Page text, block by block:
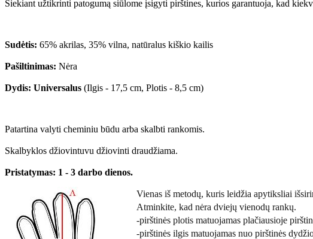
Siekiant užtikrinti patogumą siūlome įsigyti pirštines, kurios garantuoja, kad
Sudėtis: 65% akrilas, 35% vilna, natūralus kiškio kailis
Pašiltinimas: Nėra
Dydis: Universalus (Ilgis - 17,5 cm, Plotis - 8,5 cm)
Patartina valyti cheminiu būdu arba skalbti rankomis.
Skalbyklos džiovintuvu džiovinti draudžiama.
Pristatymas: 1 - 3 darbo dienos.
Vienas iš metodų, kuris leidžia apytiksliai
Atminkite, kad nėra dviejų vienodų rankų.
-pirštinės plotis matuojamas plačiausioje
-pirštinės ilgis matuojamas nuo pirštinės